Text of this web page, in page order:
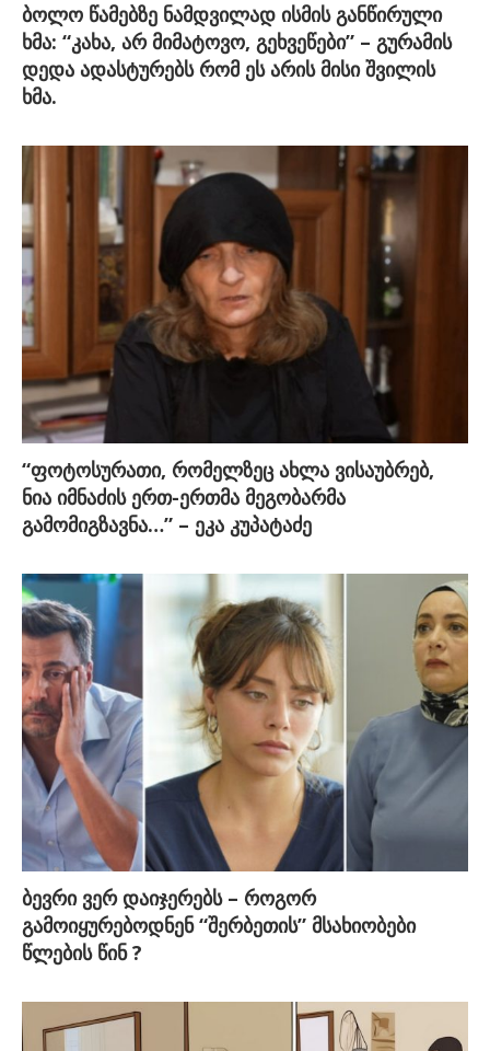
ბოლო წამებზე ნამდვილად ისმის განწირული
ხმა: “კახა, არ მიმატოვო, გეხვეწები” – გურამის
დედა ადასტურებს რომ ეს არის მისი შვილის
ხმა.
“ფოტოსურათი, რომელზეც ახლა ვისაუბრებ,
ნია იმნაძის ერთ-ერთმა მეგობარმა
გამომიგზავნა…” – ეკა კუპატაძე
ბევრი ვერ დაიჯერებს – როგორ
გამოიყურებოდნენ “შერბეთის” მსახიობები
წლების წინ ?